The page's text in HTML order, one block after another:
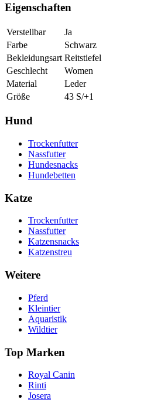
Eigenschaften
Verstellbar
Ja
Farbe
Schwarz
Bekleidungsart Reitstiefel
Geschlecht
Women
Material
Leder
Größe
43 S/+1
Hund
Trockenfutter
Nassfutter
Hundesnacks
Hundebetten
Katze
Trockenfutter
Nassfutter
Katzensnacks
Katzenstreu
Weitere
Pferd
Kleintier
Aquaristik
Wildtier
Top Marken
Royal Canin
Rinti
Josera